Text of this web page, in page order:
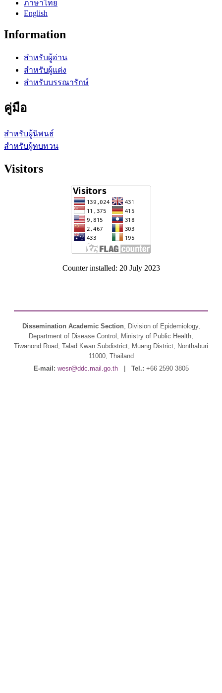
ภาษาไทย
English
Information
สำหรับผู้อ่าน
สำหรับผู้แต่ง
สำหรับบรรณารักษ์
คู่มือ
สำหรับผู้นิพนธ์
สำหรับผู้ทบทวน
Visitors
Counter installed: 20 July 2023
Dissemination Academic Section, Division of Epidemiology,
Department of Disease Control, Ministry of Public Health,
Tiwanond Road, Talad Kwan Subdistrict, Muang District, Nonthaburi
11000, Thailand
E-mail: wesr@ddc.mail.go.th| Tel.: +66 2590 3805